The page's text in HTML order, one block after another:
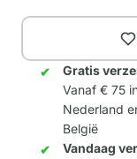
Gratis
Vanaf € 75
Nederland
België
Vandaag